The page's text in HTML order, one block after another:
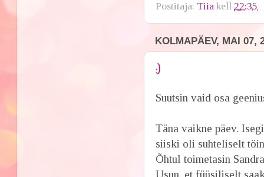
Postitaja: Tiia kell 22:35
KOLMAPÄEV, MAI 07,
:)
Suutsin vaid osa
Täna vaikne päev.
siiski oli suhteliselt
Õhtul toimetasin
Usun, et füüsiliselt